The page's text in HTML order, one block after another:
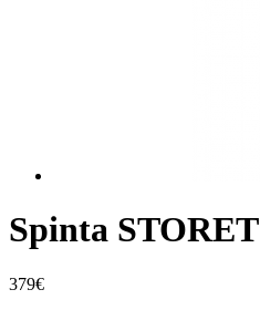
Spinta STORET
379€